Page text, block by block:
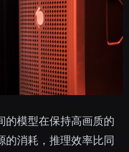
的模型在保持高画质的
的消耗，推理效率比同